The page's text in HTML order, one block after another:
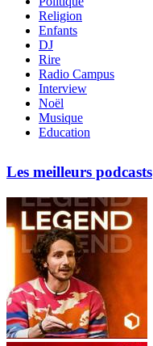
Religion
Enfants
DJ
Rire
Radio Campus
Interview
Noël
Musique
Education
Les meilleurs podcasts